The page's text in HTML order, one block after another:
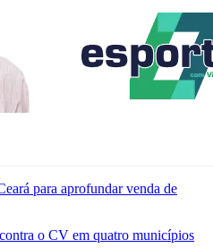
para aprofundar venda de
o CV em quatro municípios